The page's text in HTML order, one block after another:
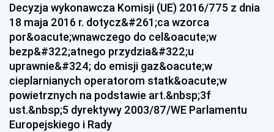
Decyzja wykonawcza Komisji (UE) 2016/775 z dnia
18 maja 2016 r. dotycz&#261;ca wzorca
por&oacute;wnawczego do cel&oacute;w
bezp&#322;atnego przydzia&#322;u
uprawnie&#324; do emisji gaz&oacute;w
cieplarnianych operatorom statk&oacute;w
powietrznych na podstawie art.&nbsp;3f
ust.&nbsp;5 dyrektywy 2003/87/WE Parlamentu
Europejskiego i Rady